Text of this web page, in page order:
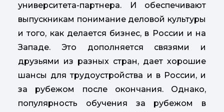
университета-партнера. И обеспечивают
выпускникам понимание деловой культуры
и того, как делается бизнес, в России и на
Западе. Это дополняется связями и
друзьями из разных стран, дает хорошие
шансы для трудоустройства и в России, и
за рубежом после окончания. Однако,
популярность обучения за рубежом в